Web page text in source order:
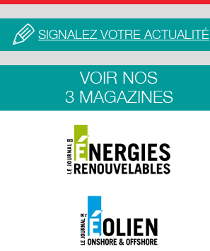
SIGNALEZ VOTRE ACTUALITÉ
VOIR NOS
3 MAGAZINES